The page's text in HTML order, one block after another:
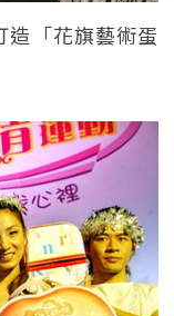
造「花旗藝術蛋